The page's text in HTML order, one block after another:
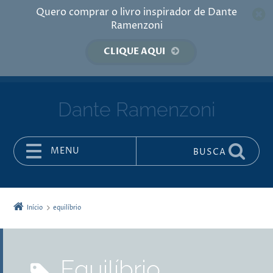
Quero comprar o livro inspirador de Dante
Ramenzoni
CLIQUE AQUI
Dante Ramenzoni
MENU BUSCA
Início equilíbrio